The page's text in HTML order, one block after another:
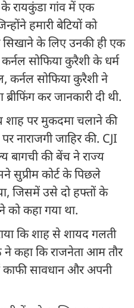
के रायकुंडा गांव में एक
हमारी बेटियों को
के लिए उनकी ही एक
सोफिया कुरैशी के धर्म
सोफिया कुरैशी ने
कर जानकारी दी थी.
शाह पर मुकदमा चलाने की
नाराजगी जाहिर की. CJI
बागची की बेंच ने राज्य
सुप्रीम कोर्ट के पिछले
जिसमें उसे दो हफ्तों के
को कहा गया था.
कि शाह से शायद गलती
कहा कि राजनेता आम तौर
काफी सावधान और अपनी